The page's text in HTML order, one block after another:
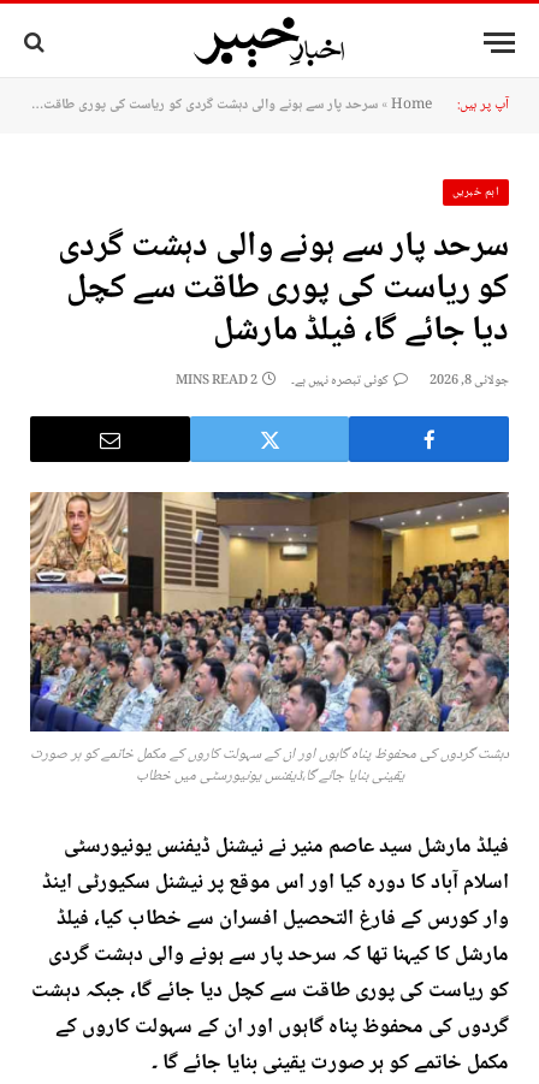
آپ پر ہیں: Home
»سرحد پار سے ہونے والی دہشت گردی کو ریاست کی پوری طاقت سے کچل دیا جائے گا، فيلڈ مارشل
اہم خبریں
سرحد پار سے ہونے والی دہشت گردی
کو ریاست کی پوری طاقت سے کچل
دیا جائے گا، فيلڈ مارشل
جولائی 8, 2026 کوئی تبصرہ نہیں ہے۔ 2 MINS READ
دہشت گردوں کی محفوظ پناہ گاہوں اور ان کے سہولت کاروں کے مکمل خاتمے کو ہر صورت
یقینی بنایا جائے گا،ڈیفنس یونیورسٹی میں خطاب
فیلڈ مارشل سید عاصم منیر نے نیشنل ڈیفنس یونیورسٹی
اسلام آباد کا دورہ کیا اور اس موقع پر نیشنل سکیورٹی اینڈ
وار کورس کے فارغ التحصیل افسران سے خطاب کیا، فیلڈ
مارشل کا کیہنا تھا کہ سرحد پار سے ہونے والی دہشت گردی
کو ریاست کی پوری طاقت سے کچل دیا جائے گا، جبکہ دہشت
گردوں کی محفوظ پناہ گاہوں اور ان کے سہولت کاروں کے
مکمل خاتمے کو ہر صورت یقینی بنایا جائے گا ۔